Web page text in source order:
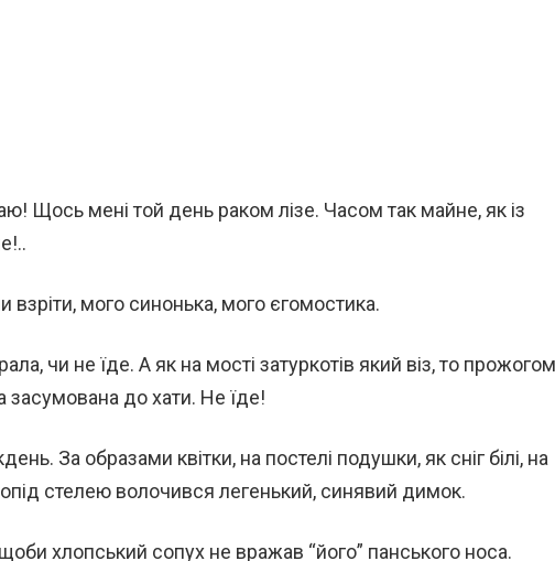
Щось мені той день раком лізе. Часом так майне, як із
мого синонька, мого єгомостика.
чи не їде. А як на мості затуркотів який віз, то прожогом
засумована до хати. Не їде!
За образами квітки, на постелі подушки, як сніг білі, на
стелею волочився легенький, синявий димок.
хлопський сопух не вражав “його” панського носа.